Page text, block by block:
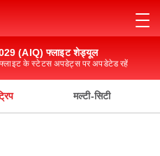
(AIQ) फ्लाइट शेड्यूल
के स्टेटस अपडेट्स पर अपडेटेड रहें
मल्टी-सिटी